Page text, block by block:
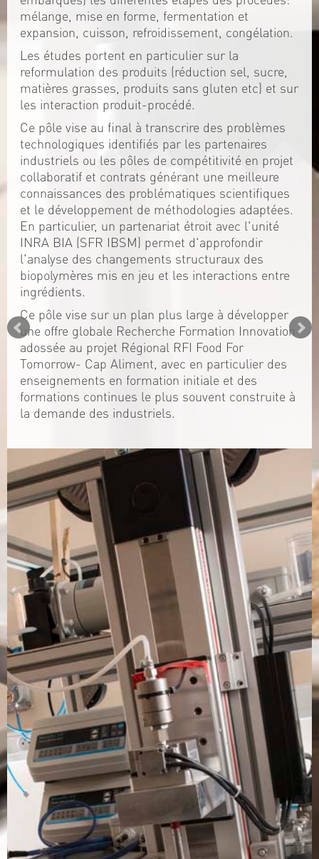
mélange, mise en forme, fermentation et
expansion, cuisson, refroidissement, congélation.
Les études portent en particulier sur la
reformulation des produits (réduction sel, sucre,
matières grasses, produits sans gluten etc) et sur
les interaction produit-procédé.
Ce pôle vise au final à transcrire des problèmes
technologiques identifiés par les partenaires
industriels ou les pôles de compétitivité en projet
collaboratif et contrats générant une meilleure
connaissances des problématiques scientifiques
et le développement de méthodologies adaptées.
En particulier, un partenariat étroit avec l'unité
INRA BIA (SFR IBSM) permet d'approfondir
l'analyse des changements structuraux des
biopolymères mis en jeu et les interactions entre
ingrédients.
Ce pôle vise sur un plan plus large à développer
une offre globale Recherche Formation Innovation
adossée au projet Régional RFI Food For
Tomorrow- Cap Aliment, avec en particulier des
enseignements en formation initiale et des
formations continues le plus souvent construite à
la demande des industriels.